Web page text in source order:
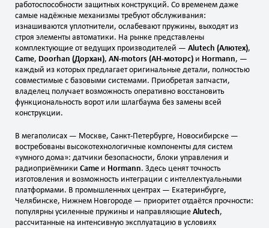
работоспособности защитных конструкций. Со временем даже
самые надёжные механизмы требуют обслуживания:
изнашиваются уплотнители, ослабевают пружины, выходят из
строя элементы автоматики. На рынке представлены
комплектующие от ведущих производителей — Alutech (Алютех),
Came, Doorhan (Дорхан), AN‑motors (АН‑моторс) и Hormann, —
каждый из которых предлагает оригинальные детали, полностью
совместимые с базовыми системами. Приобретая запчасти,
владелец получает возможность оперативно восстановить
функциональность ворот или шлагбаума без замены всей
конструкции.
В мегаполисах — Москве, Санкт‑Петербурге, Новосибирске —
востребованы высокотехнологичные компоненты для систем
«умного дома»: датчики безопасности, блоки управления и
радиоприёмники Came и Hormann. Здесь ценят точность
изготовления и возможность интеграции с интеллектуальными
платформами. В промышленных центрах — Екатеринбурге,
Челябинске, Нижнем Новгороде — приоритет отдаётся прочности:
популярны усиленные пружины и направляющие Alutech,
рассчитанные на интенсивную эксплуатацию в условиях